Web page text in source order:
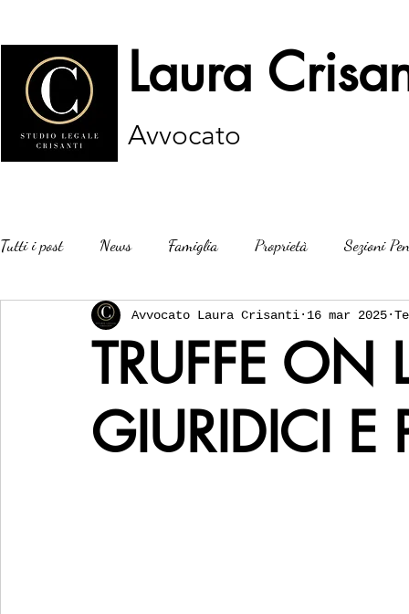
Laura
Avvocato
Tutti i post News Famiglia Proprietà Sezioni
TRUFFE ON
GIURIDICI E
Avvocato Laura Crisanti 16 mar 2025